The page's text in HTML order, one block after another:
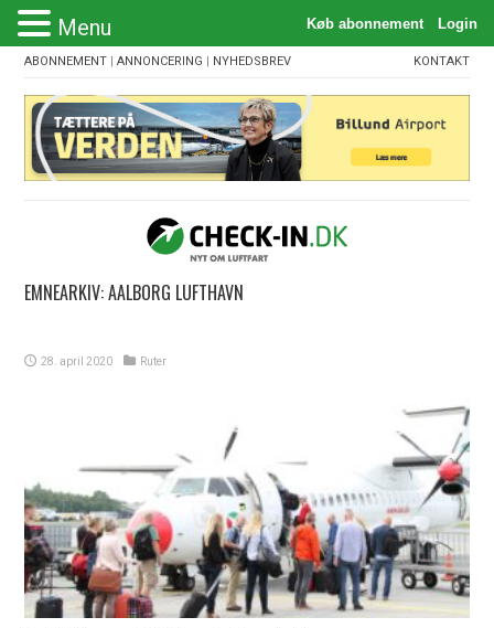
ABONNEMENT |ANNONCERING | NYHEDSBREV KONTAKT
EMNEARKIV:AALBORG LUFTHAVN
28. april 2020 Ruter
Menu